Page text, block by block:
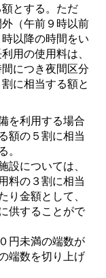
とする。ただ
（午前９時以前
以降の時間をい
用の使用料は、
につき夜間区分
に相当する額と
を利用する場合
額の５割に相当
。
設については、
料の３割に相当
り金額として、
供することがで
円未満の端数が
端数を切り上げ